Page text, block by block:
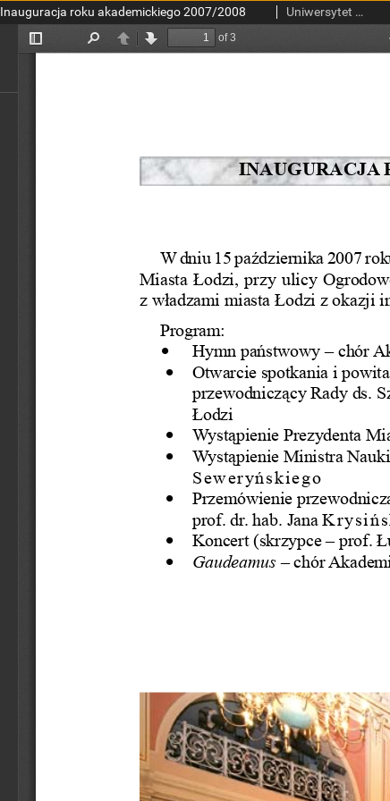
Inauguracja roku akademickiego 2007/2008 Uniwersytet Medyczny w Łodzi